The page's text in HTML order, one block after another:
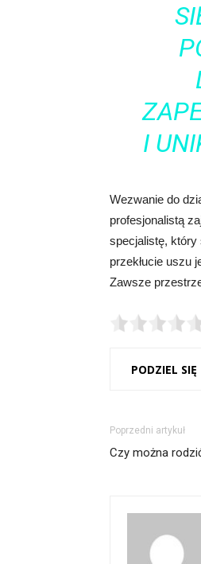
I
Wezwanie do
profesjonalistą
specjalistę, który
przekłucie uszu
Zawsze
PODZIEL SIĘ
Poprzedni artykuł
Czy można